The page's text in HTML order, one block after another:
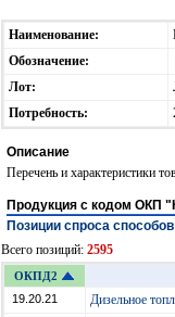
Наименование:
Обозначение:
Лот:
Потребность:
Описание
Перечень и характеристики
Продукция с кодом
Позиции спроса способов
Всего позиций: 2595
ОКПД2
19.20.21
Дизельное